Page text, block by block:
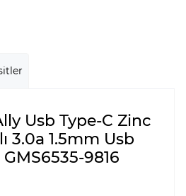
Usb Type-C Zinc
3.0a 1.5mm Usb
9816